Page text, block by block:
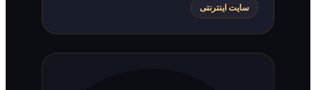
سایت اینترنتی